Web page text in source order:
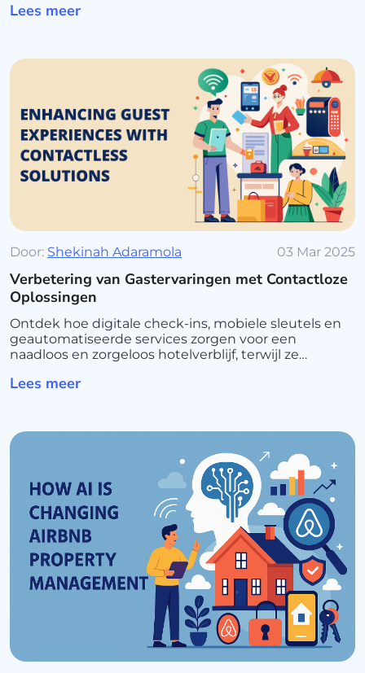
voor een naadloze integratie.
Lees meer
Door: Shekinah Adaramola 03 Mar 2025
Verbetering van Gastervaringen met Contactloze
Oplossingen
Ontdek hoe digitale check-ins, mobiele sleutels en
geautomatiseerde services zorgen voor een
naadloos en zorgeloos hotelverblijf, terwijl ze
optimaliseren.
Lees meer